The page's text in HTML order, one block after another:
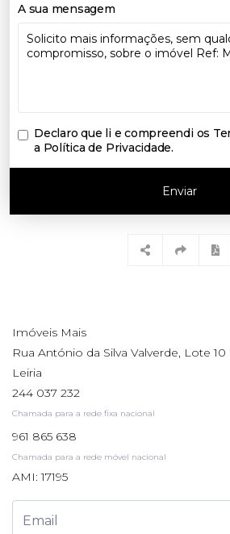
A sua mensagem
Declaro que li e compreendi os
a Política de Privacidade.
Enviar
Imóveis Mais
Rua António da Silva Valverde, Lote 10
Leiria
244 037 232
Chamada para a rede fixa nacional
961 865 638
Chamada para a rede móvel nacional
AMI: 17195